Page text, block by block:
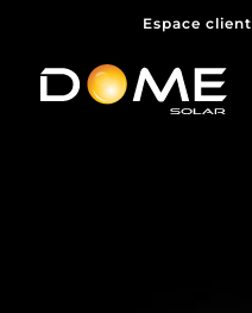
Espace client